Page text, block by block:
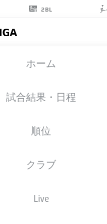
2BL
ホーム
試合結果・日程
順位
クラブ
Live